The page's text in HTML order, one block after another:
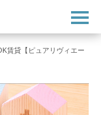
t
o
g
l
v
i
貸【ピュアリヴィエー